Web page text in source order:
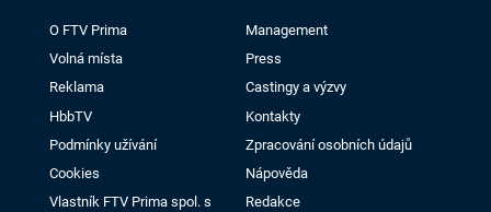
O FTV Prima
Management
Volná místa
Press
Reklama
Castingy a výzvy
HbbTV
Kontakty
Podmínky užívání
Zpracování osobních údajů
Cookies
Nápověda
Vlastník FTV Prima spol. s
Redakce